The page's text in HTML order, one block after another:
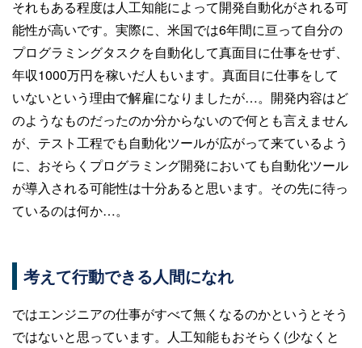
それもある程度は人工知能によって開発自動化がされる可
能性が高いです。実際に、米国では6年間に亘って自分の
プログラミングタスクを自動化して真面目に仕事をせず、
年収1000万円を稼いだ人もいます。真面目に仕事をして
いないという理由で解雇になりましたが…。開発内容はど
のようなものだったのか分からないので何とも言えません
が、テスト工程でも自動化ツールが広がって来ているよう
に、おそらくプログラミング開発においても自動化ツール
が導入される可能性は十分あると思います。その先に待っ
ているのは何か…。
考えて行動できる人間になれ
ではエンジニアの仕事がすべて無くなるのかというとそう
ではないと思っています。人工知能もおそらく(少なくと